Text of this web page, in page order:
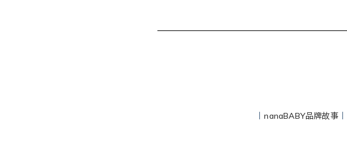
丨nanaBABY品牌故事